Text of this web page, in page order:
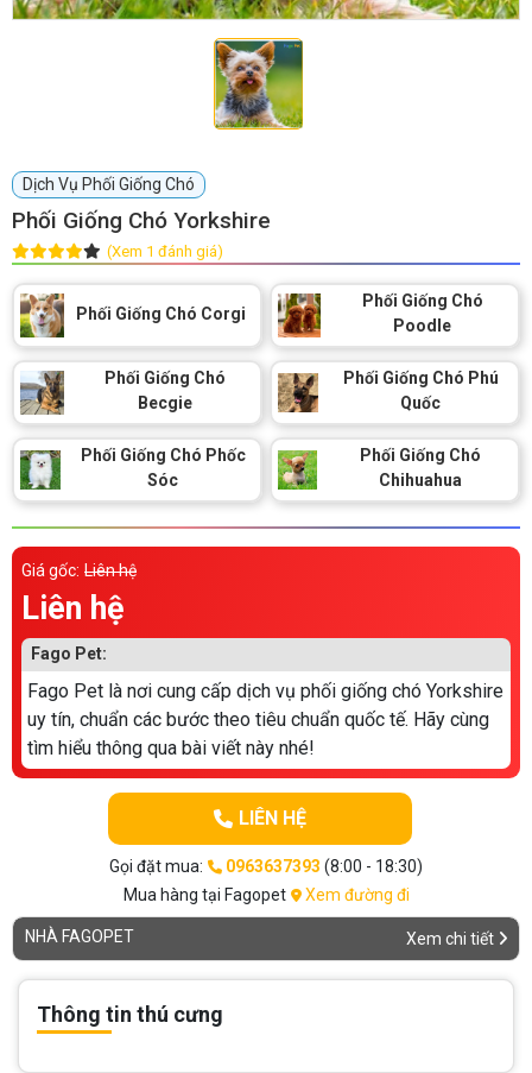
Dịch Vụ Phối Giống Chó
Phối Giống Chó Yorkshire
(Xem 1 đánh giá)
Phối Giống Chó Corgi
Phối Giống Chó
Poodle
Phối Giống Chó
Becgie
Phối Giống Chó Phú
Quốc
Phối Giống Chó Phốc
Sóc
Phối Giống Chó
Chihuahua
Giá gốc: Liên hệ
Liên hệ
Fago Pet:
Fago Pet là nơi cung cấp dịch vụ phối giống chó Yorkshire
uy tín, chuẩn các bước theo tiêu chuẩn quốc tế. Hãy cùng
tìm hiểu thông qua bài viết này nhé!
LIÊN HỆ
Gọi đặt mua: 0963637393 (8:00 - 18:30)
Mua hàng tại Fagopet
Xem đường đi
NHÀ FAGOPET Xem chi tiết
Thông tin thú cưng